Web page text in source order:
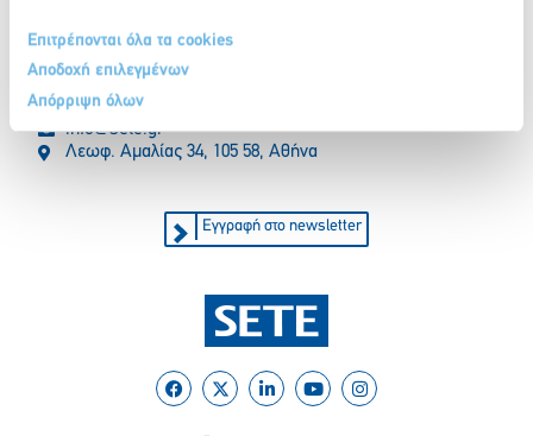
Επιτρέπονται όλα τα cookies
Αποδοχή επιλεγμένων
Απόρριψη όλων
210 32 17 165
info@sete.gr
Λεωφ. Αμαλίας 34, 105 58, Αθήνα
Εγγραφή στο newsletter